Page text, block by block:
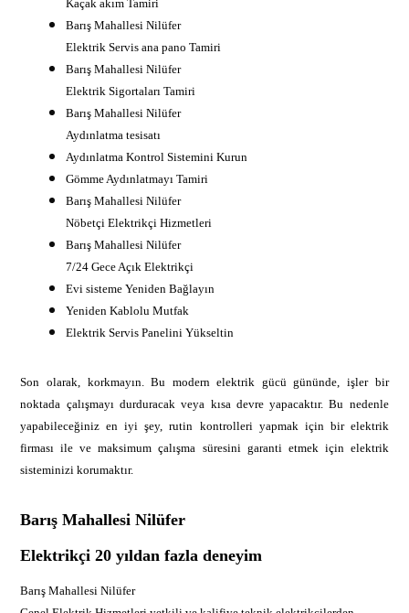
Kaçak akım Tamiri
Barış Mahallesi Nilüfer
Elektrik Servis ana pano Tamiri
Barış Mahallesi Nilüfer
Elektrik Sigortaları Tamiri
Barış Mahallesi Nilüfer
Aydınlatma tesisatı
Aydınlatma Kontrol Sistemini Kurun
Gömme Aydınlatmayı Tamiri
Barış Mahallesi Nilüfer
Nöbetçi Elektrikçi Hizmetleri
Barış Mahallesi Nilüfer
7/24 Gece Açık Elektrikçi
Evi sisteme Yeniden Bağlayın
Yeniden Kablolu Mutfak
Elektrik Servis Panelini Yükseltin
Son olarak, korkmayın. Bu modern elektrik gücü gününde, işler bir
noktada çalışmayı durduracak veya kısa devre yapacaktır. Bu nedenle
yapabileceğiniz en iyi şey, rutin kontrolleri yapmak için bir elektrik
firması ile ve maksimum çalışma süresini garanti etmek için elektrik
sisteminizi korumaktır.
Barış Mahallesi Nilüfer
Elektrikçi 20 yıldan fazla deneyim
Barış Mahallesi Nilüfer